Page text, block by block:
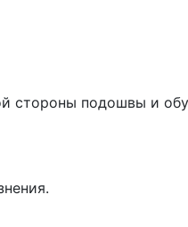
стороны подошвы и